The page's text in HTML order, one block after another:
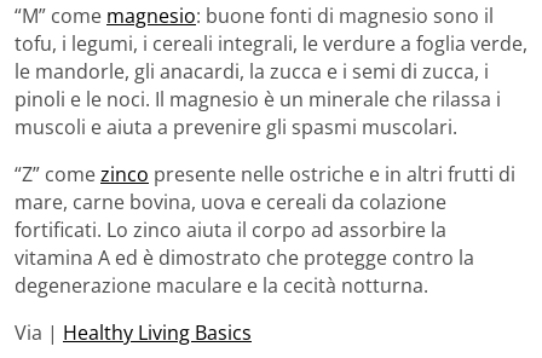
“M” come magnesio: buone fonti di magnesio sono il
tofu, i legumi, i cereali integrali, le verdure a foglia verde,
le mandorle, gli anacardi, la zucca e i semi di zucca, i
pinoli e le noci. Il magnesio è un minerale che rilassa i
muscoli e aiuta a prevenire gli spasmi muscolari.
“Z” comezinco presente nelle ostriche e in altri frutti di
mare, carne bovina, uova e cereali da colazione
fortificati. Lo zinco aiuta il corpo ad assorbire la
vitamina A ed è dimostrato che protegge contro la
degenerazione maculare e la cecità notturna.
Via | Healthy Living Basics